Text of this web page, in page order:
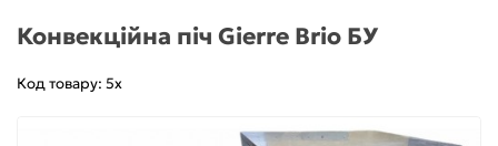
Конвекційна піч Gierre Brio БУ
Код товару: 5х